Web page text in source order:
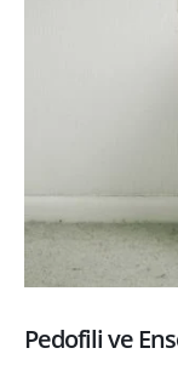
Pedofili ve